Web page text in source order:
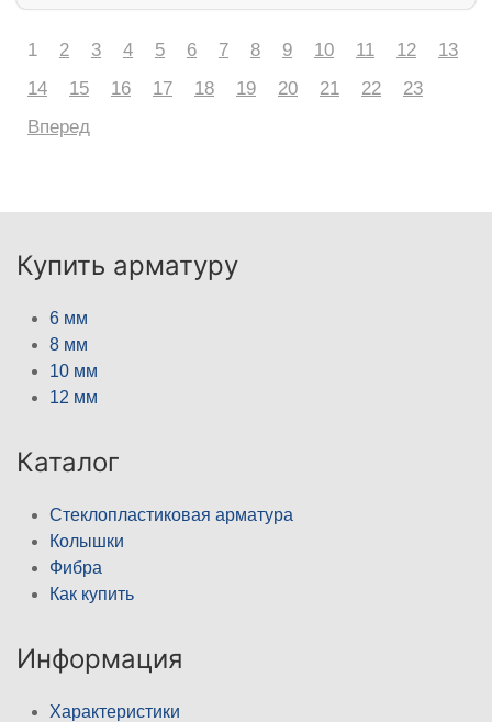
1 2 3 4 5 6 7 8 9 10 11 12
13
14
15 16 17 18 19 20 21 22
23
Вперед
Купить арматуру
6 мм
8 мм
10 мм
12 мм
Каталог
Стеклопластиковая арматура
Колышки
Фибра
Как купить
Информация
Характеристики